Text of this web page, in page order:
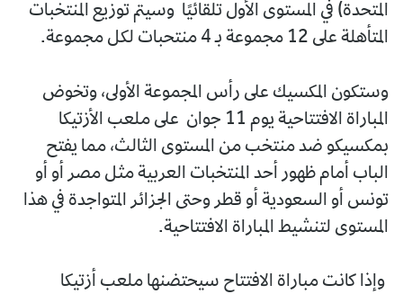
المتحدة) في المستوى الأول تلقائيًا وسيتم توزيع المنتخبات
المتأهلة على 12 مجموعة بـ 4 منتحبات لكل مجموعة.
وستكون المكسيك على رأس المجموعة الأولى، وتخوض
المباراة الافتتاحية يوم 11 جوان على ملعب الأزتيكا
بمكسيكو ضد منتخب من المستوى الثالث، مما يفتح
الباب أمام ظهور أحد المنتخبات العربية مثل مصر أو أو
تونس أو السعودية أو قطر وحتى الجزائر المتواجدة في هذا
المستوى لتنشيط المباراة الافتتاحية.
وإذا كانت مباراة الافتتاح سيحتضنها ملعب أزتيكا